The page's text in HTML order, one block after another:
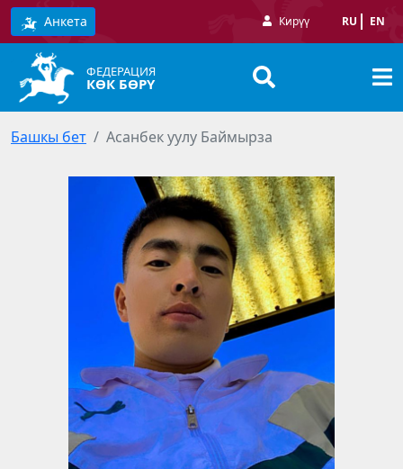
Анкета Кирүү RU EN
ФЕДЕРАЦИЯ
КӨК БӨРҮ
Башкы бет Асанбек уулу Баймырза